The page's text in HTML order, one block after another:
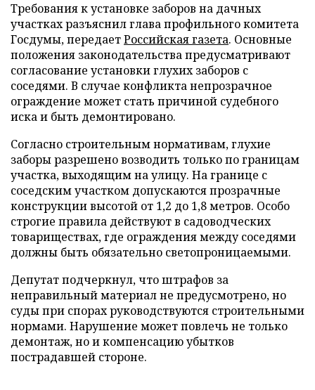
Требования к установке заборов на дачных
участках разъяснил глава профильного комитета
Госдумы, передаетРоссийская газета. Основные
положения законодательства предусматривают
согласование установки глухих заборов с
соседями. В случае конфликта непрозрачное
ограждение может стать причиной судебного
иска и быть демонтировано.
Согласно строительным нормативам, глухие
заборы разрешено возводить только по границам
участка, выходящим на улицу. На границе с
соседским участком допускаются прозрачные
конструкции высотой от 1,2 до 1,8 метров. Особо
строгие правила действуют в садоводческих
товариществах, где ограждения между соседями
должны быть обязательно светопроницаемыми.
Депутат подчеркнул, что штрафов за
неправильный материал не предусмотрено, но
суды при спорах руководствуются строительными
нормами. Нарушение может повлечь не только
демонтаж, но и компенсацию убытков
пострадавшей стороне.